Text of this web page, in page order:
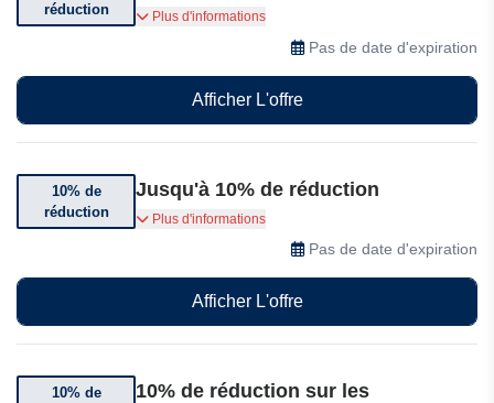
réduction
Bénéficiez jusqu’à 20% de réduction sur une
Plus d'informations
Pas de date d'expiration
Afficher L'offre
10% de
réduction
Jusqu'à 10% de réduction
Jusqu'à 10% de réduction sur une sélection
Plus d'informations
Pas de date d'expiration
Afficher L'offre
10% de
10% de réduction sur les